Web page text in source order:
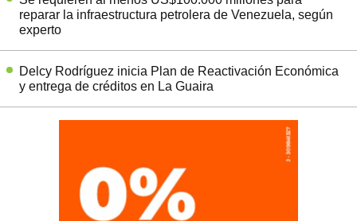
reparar la infraestructura petrolera de Venezuela, según
experto
Delcy Rodríguez inicia Plan de Reactivación Económica
y entrega de créditos en La Guaira